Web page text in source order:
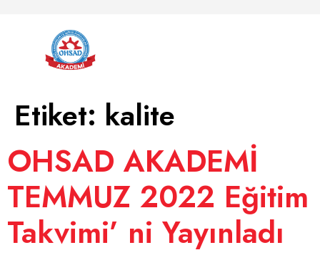
Etiket: kalite
OHSAD AKADEMİ
TEMMUZ 2022 Eğitim
Takvimi’ ni Yayınladı